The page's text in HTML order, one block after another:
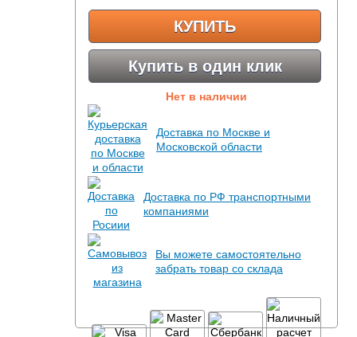
КУПИТЬ
Купить в один клик
Нет в наличии
Доставка по Москве и
Московской области
Доставка по РФ транспортными
компаниями
Вы можете самостоятельно
забрать товар со склада